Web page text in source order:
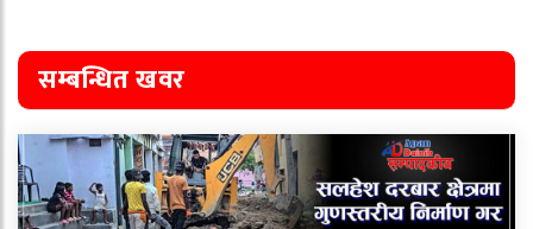
सम्बन्धित खवर